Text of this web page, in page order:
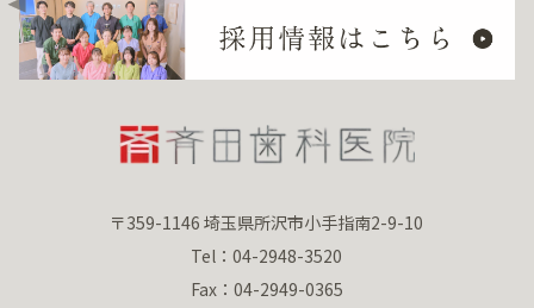
〒359-1146 埼玉県所沢市小手指南2-9-10
Tel：04-2948-3520
Fax：04-2949-0365